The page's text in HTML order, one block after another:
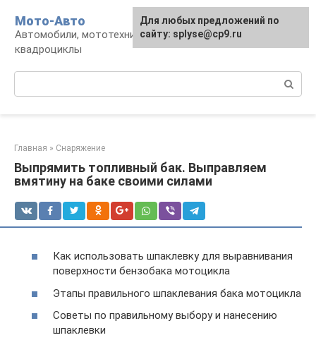
контенту
Мото-Авто
Автомобили, мототехника, снегоходы,
квадроциклы
Главная » Снаряжение
Выпрямить топливный бак. Выправляем
вмятину на баке своими силами
Как использовать шпаклевку для выравнивания
поверхности бензобака мотоцикла
Этапы правильного шпаклевания бака мотоцикла
Советы по правильному выбору и нанесению
шпаклевки
Для любых предложений по
сайту: splyse@cp9.ru